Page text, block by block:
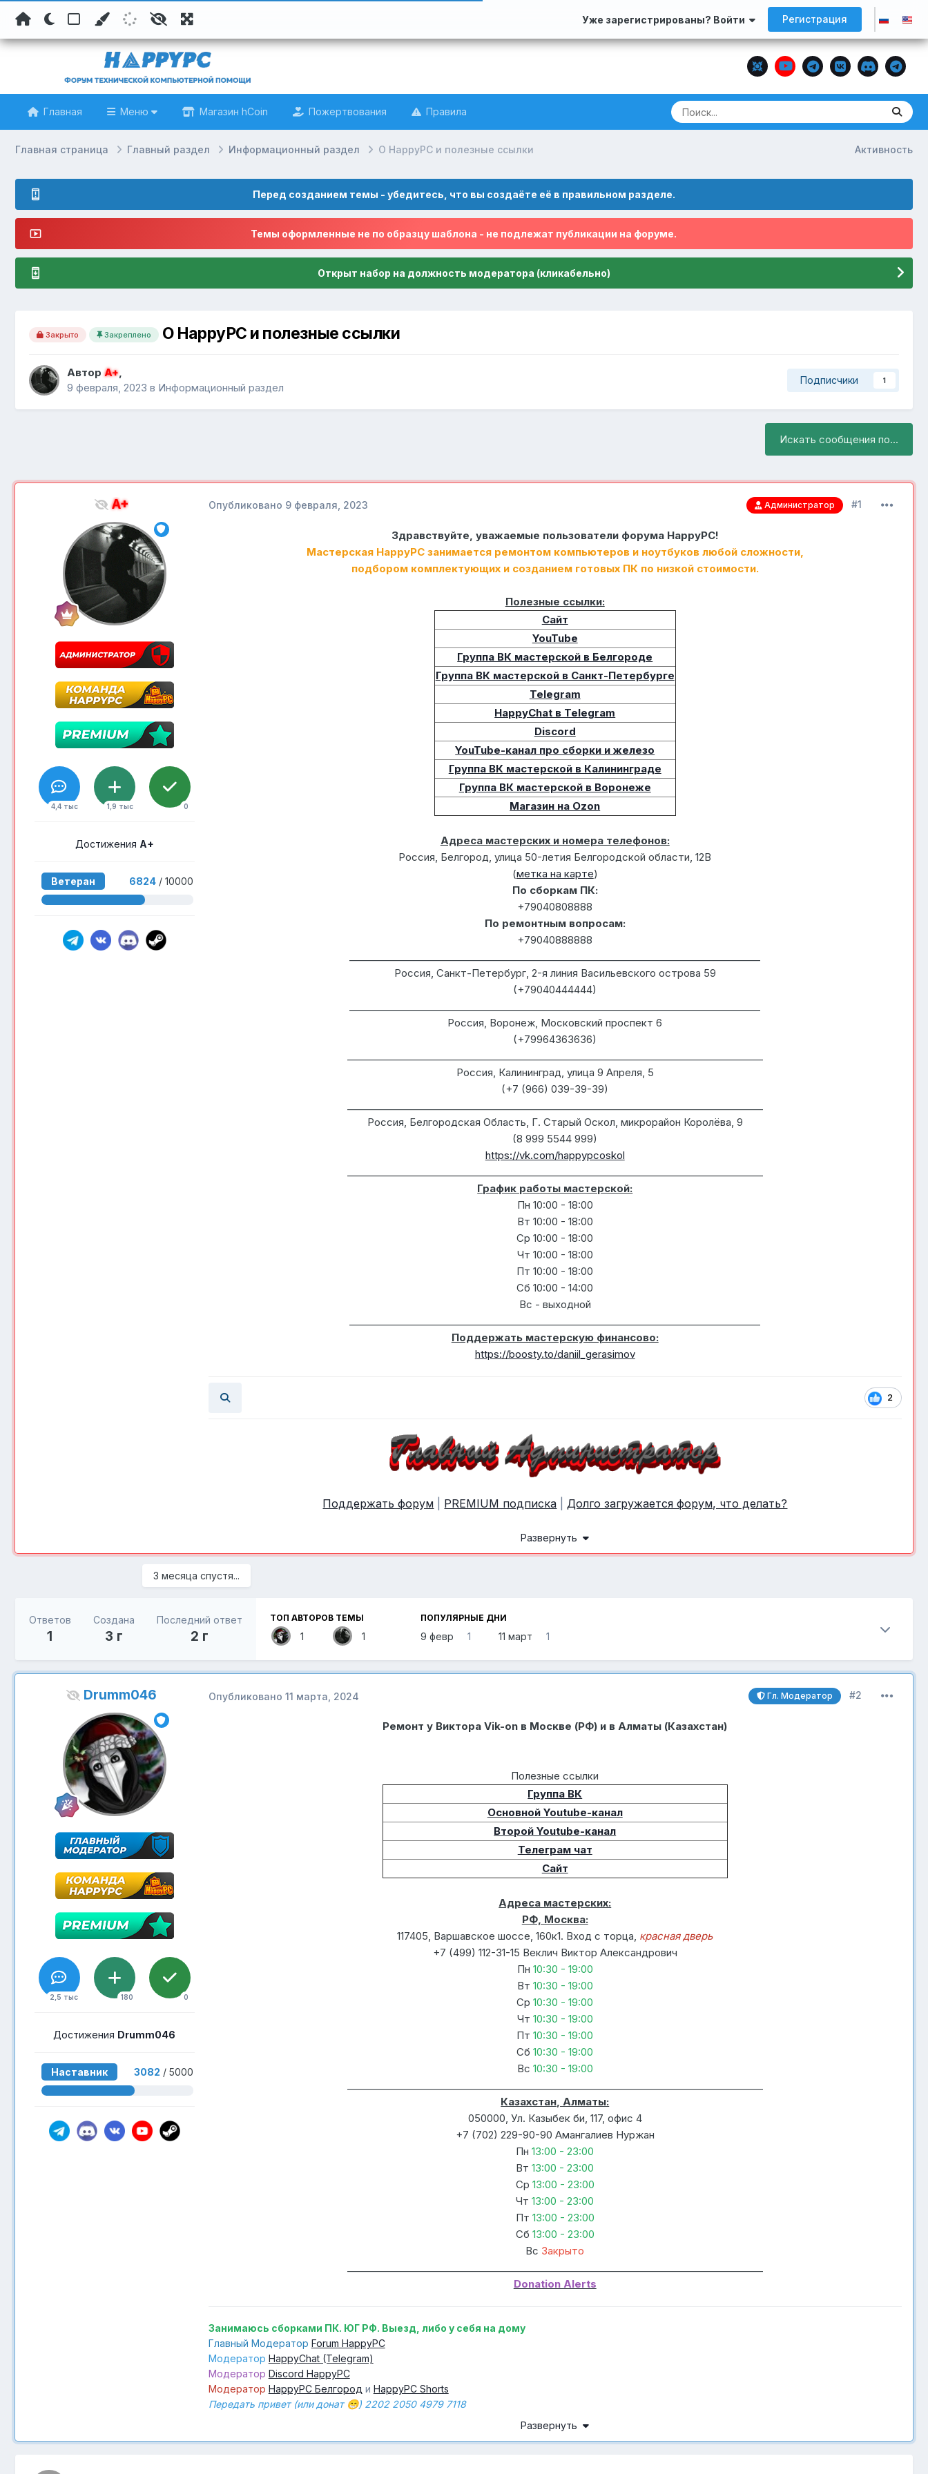
Уже зарегистрированы? Войти Регистрация
Главная Меню Магазин hCoin Пожертвования Правила
Активность
Главная страница Главный раздел Информационный раздел О HappyPC и полезные ссылки
Перед созданием темы - убедитесь, что вы создаёте её в правильном разделе.
Темы оформленные не по образцу шаблона - не подлежат публикации на форуме.
Открыт набор на должность модератора (кликабельно)
Закрыто Закреплено О HappyPC и полезные ссылки
АвторA+,
9 февраля, 2023 в Информационный раздел
Подписчики 1
Искать сообщения по...
A+
4,4 тыс 1,9 тыс 0
Достижения A+
Ветеран 6824/ 10000
Администратор #1
Опубликовано 9 февраля, 2023
Здравствуйте, уважаемые пользователи форума HappyPC!
Мастерская HappyPC занимается ремонтом компьютеров и ноутбуков любой сложности,
подбором комплектующих и созданием готовых ПК по низкой стоимости.
Полезные ссылки:
Сайт
YouTube
Группа ВК мастерской в Белгороде
Группа ВК мастерской в Санкт-Петербурге
Telegram
HappyChat в Telegram
Discord
YouTube-канал про сборки и железо
Группа ВК мастерской в Калининграде
Группа ВК мастерской в Воронеже
Магазин на Ozon
Адреса мастерских и номера телефонов:
Россия, Белгород, улица 50-летия Белгородской области, 12В
(метка на карте)
По сборкам ПК:
+79040808888
По ремонтным вопросам:
+79040888888
Россия, Санкт-Петербург, 2-я линия Васильевского острова 59
(+79040444444)
Россия, Воронеж, Московский проспект 6
(+79964363636)
Россия, Калининград, улица 9 Апреля, 5
(+7 (966) 039-39-39)
Россия, Белгородская Область, Г. Старый Оскол, микрорайон Королёва, 9
(8 999 5544 999)
https://vk.com/happypcoskol
График работы мастерской:
Пн 10:00 - 18:00
Вт 10:00 - 18:00
Ср 10:00 - 18:00
Чт 10:00 - 18:00
Пт 10:00 - 18:00
Сб 10:00 - 14:00
Вс - выходной
Поддержать мастерскую финансово:
https://boosty.to/daniil_gerasimov
2
Поддержать форум PREMIUM подписка |Долго загружается форум, что делать?
Развернуть
3 месяца спустя...
Ответов
1
Создана
3 г
Последний ответ
2 г
ТОП АВТОРОВ ТЕМЫ
1 1
ПОПУЛЯРНЫЕ ДНИ
9 февр 1 11 март 1
Drumm046
2,5 тыс 180 0
Достижения Drumm046
Наставник 3082 / 5000
Гл. Модератор #2
Опубликовано 11 марта, 2024
Ремонт у Виктора Vik-on в Москве (РФ) и в Алматы (Казахстан)
Полезные ссылки
Группа ВК
Основной Youtube-канал
Второй Youtube-канал
Телеграм чат
Сайт
Адреса мастерских:
РФ, Москва:
117405, Варшавское шоссе, 160к1. Вход с торца, красная дверь
+7 (499) 112-31-15 Веклич Виктор Александрович
Пн 10:30 - 19:00
Вт 10:30 - 19:00
Ср10:30 - 19:00
Чт 10:30 - 19:00
Пт10:30 - 19:00
Сб10:30 - 19:00
Вс 10:30 - 19:00
Казахстан, Алматы:
050000, Ул. Казыбек би, 117, офис 4
+7 (702) 229-90-90 Амангалиев Нуржан
Пн13:00 - 23:00
Вт13:00 - 23:00
Ср 13:00 - 23:00
Чт13:00 - 23:00
Пт 13:00 - 23:00
Сб 13:00 - 23:00
Вс Закрыто
Donation Alerts
Занимаюсь сборками ПК. ЮГ РФ. Выезд, либо у себя на дому
Главный Модератор Forum HappyPC
Модератор HappyChat (Telegram)
Модератор Discord HappyPC
Модератор HappyPC Белгород и HappyPC Shorts
Передать привет (или донат 😁) 2202 2050 4979 7118
Развернуть